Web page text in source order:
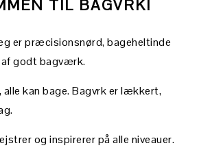
TIL BAGVRK!
er præcisionsnørd, bageheltinde
godt bagværk.
kan bage. Bagvrk er lækkert,
og inspirerer på alle niveauer.